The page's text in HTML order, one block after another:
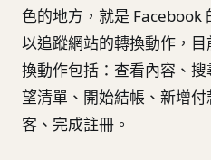
色的地方，就是 Facebook
以追蹤網站的轉換動作，
換動作包括：查看內容、
望清單、開始結帳、新增
客、完成註冊。